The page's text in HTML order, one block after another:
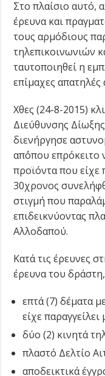
Στο πλαίσιο αυτό,
έρευνα και
τους αρμόδιους
τηλεπικοινωνιών
ταυτοποιηθεί η
επίμαχες απατηλές
Χθες (24-8-2015)
Διεύθυνσης
διενήργησε
απ΄όπου
προϊόντα που είχε
30χρονος
στιγμή που
επιδεικνύοντας
Αλλοδαπού.
Κατά τις έρευνες
έρευνα του
επτά (7) δέματα
είχε
δύο (2) κινητά
πλαστό Δελτίο
αποδεικτικά